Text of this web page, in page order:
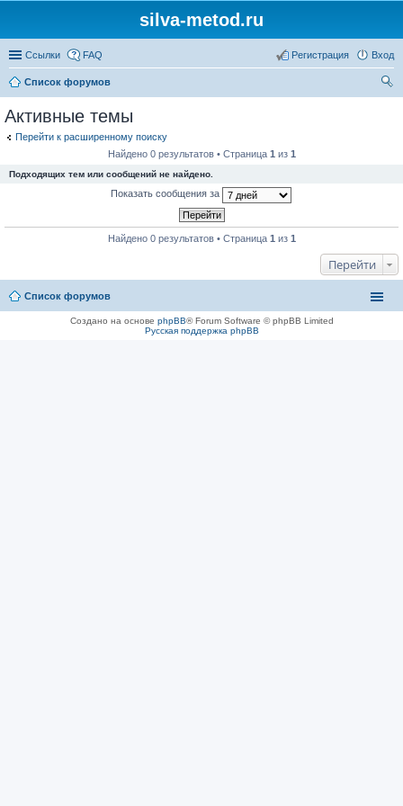
silva-metod.ru
Ссылки FAQ Вход
Регистрация
Список форумов
Активные темы
Перейти к расширенному поиску
Найдено 0 результатов • Страница 1 из 1
Подходящих тем или сообщений не найдено.
Показать сообщения за
Найдено 0 результатов • Страница 1 из 1
Перейти
Список форумов
Создано на основе phpBB® Forum Software © phpBB Limited
Русская поддержка phpBB